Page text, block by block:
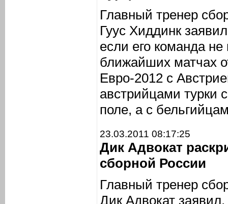
Главный тренер
Гуус Хиддинк
если его команда
ближайших матчах
Евро-2012 с
австрийцами турки
поле, а с
23.03.2011 08:17:25
Дик Адвокат
сборной России
Главный тренер
Дик Адвокат